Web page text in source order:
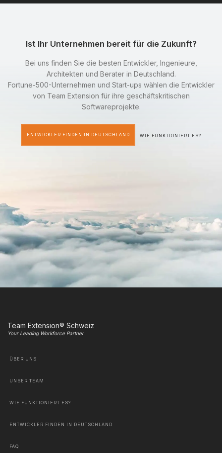
Ist Ihr Unternehmen bereit für die Zukunft?
Bei uns finden Sie die besten Entwickler, Ingenieure,
Architekten und Berater in Deutschland.
Fortune-500-Unternehmen und Start-ups wählen die Entwickler
von Team Extension für ihre geschäftskritischen
Softwareprojekte.
ENTWICKLER FINDEN IN DEUTSCHLAND WIE FUNKTIONIERT ES?
Team Extension® Schweiz
Your Leading Workforce Partner
ÜBER UNS
UNSER TEAM
WIE FUNKTIONIERT ES?
ENTWICKLER FINDEN IN DEUTSCHLAND
FAQ